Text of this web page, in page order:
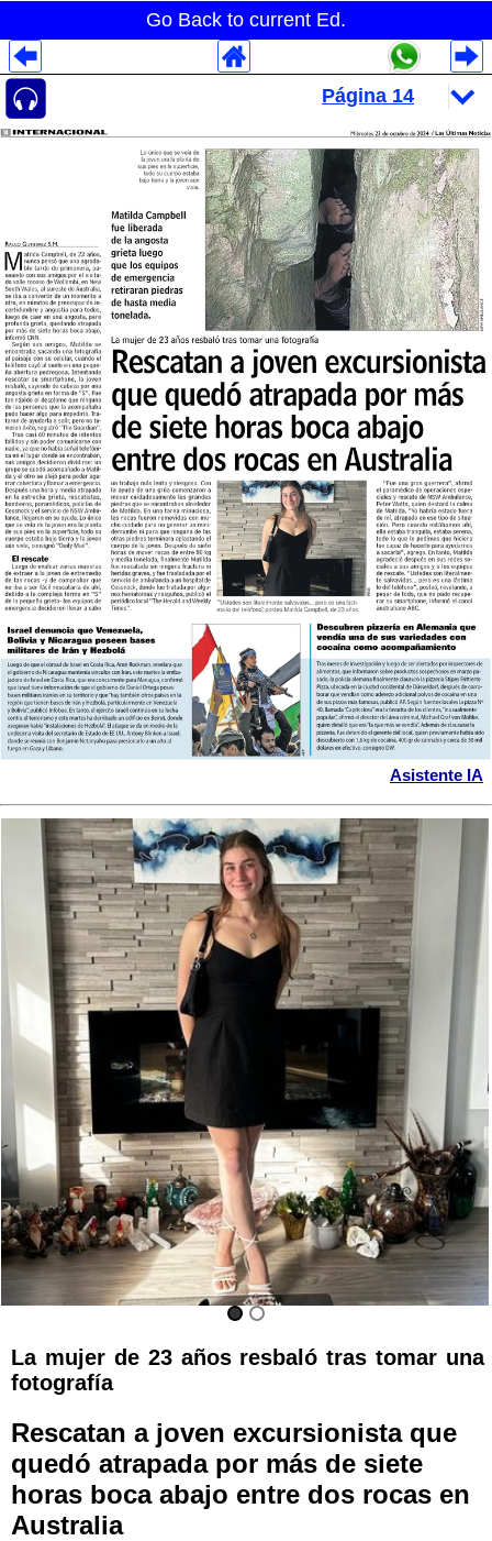
Go Back to current Ed.
Asistente IA
La mujer de 23 años resbaló tras tomar una
fotografía
Rescatan a joven excursionista que
quedó atrapada por más de siete
horas boca abajo entre dos rocas en
Australia
Despliegues Analytics
Despliegues Totales
Despliegues por Rubros